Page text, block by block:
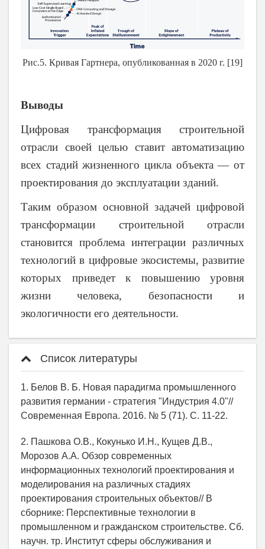
Рис.5. Кривая Гартнера, опубликованная в 2020 г. [19]
Выводы
Цифровая трансформация строительной
отрасли своей целью ставит автоматизацию
всех стадий жизненного цикла объекта — от
проектирования до эксплуатации зданий.
Таким образом основной задачей цифровой
трансформации строительной отрасли
становится проблема интеграции различных
технологий в цифровые экосистемы, развитие
которых приведет к повышению уровня
жизни человека, безопасности и
экологичности его деятельности.
Список литературы
1. Белов В. Б. Новая парадигма промышленного
развития германии - стратегия "Индустрия 4.0"//
Современная Европа. 2016. № 5 (71). С. 11-22.
2. Пашкова О.В., Кокунько И.Н., Кущев Д.В.,
Морозов А.А. Обзор современных
информационных технологий проектирования и
моделирования на различных стадиях
проектирования строительных объектов// В
сборнике: Перспективные технологии в
промышленном и гражданском строительстве. Сб.
научн. тр. Институт сферы обслуживания и